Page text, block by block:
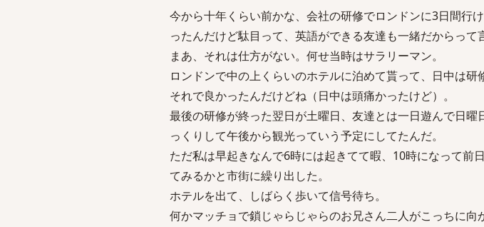
今から十年くらい前かな、会社の研修でロンドンに3日間行
ったんだけど駄目って、英語ができる友達も一緒だからって
まあ、それは仕方がない。何せ当時はサラリーマン。
ロンドンで中の上くらいのホテルに泊めて貰って、日中は
それで良かったんだけどね（日中は頭痛かったけど）。
最後の研修が終った翌日が土曜日、友達とは一日遊んで日
っくりして午後から観光っていう予定にしてたんだ。
ただ私は早起きなんで6時には起きてて暇、10時になって前
てみるかと市街に繰り出した。
ホテルを出て、しばらく歩いて信号待ち。
何かマッチョで鎖じゃらじゃらのお兄さん二人がこっちに